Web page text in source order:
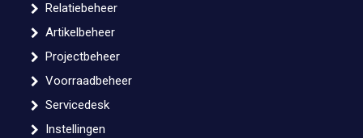
Relatiebeheer
Artikelbeheer
Projectbeheer
Voorraadbeheer
Servicedesk
Instellingen